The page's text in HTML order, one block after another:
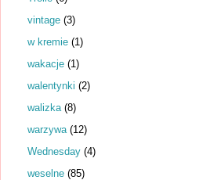
vintage (3)
w kremie (1)
wakacje (1)
walentynki (2)
walizka (8)
warzywa (12)
Wednesday (4)
weselne (85)